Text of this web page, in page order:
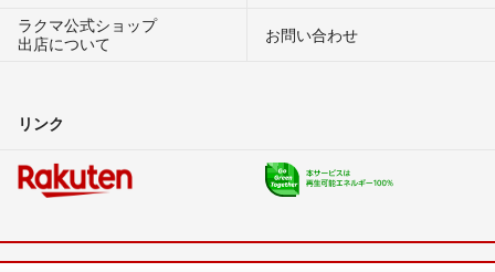
ラクマ公式ショップ
出店について
お問い合わせ
リンク